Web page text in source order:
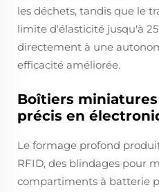
les déchets, tandis que le
limite d'élasticité jusqu'à
directement à une
efficacité améliorée.
Boîtiers
précis en
Le formage profond
RFID, des blindages pour
compartiments à batterie